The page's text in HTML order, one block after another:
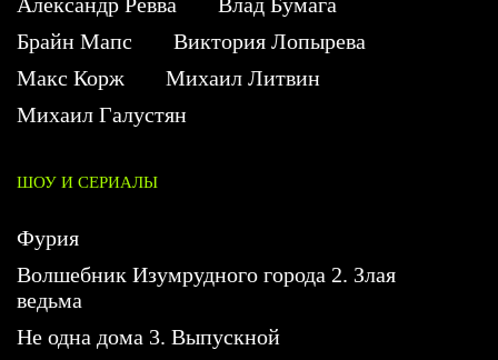
Брайн Мапс
Виктория Лопырева
Макс Корж
Михаил Литвин
Михаил Галустян
ШОУ И СЕРИАЛЫ
Фурия
Волшебник Изумрудного города 2. Злая
ведьма
Не одна дома 3. Выпускной